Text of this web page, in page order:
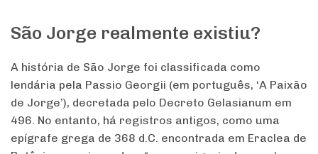
São Jorge realmente existiu?
A história de São Jorge foi classificada como
lendária pela Passio Georgii (em português, ‘A Paixão
de Jorge’), decretada pelo Decreto Gelasianum em
496. No entanto, há registros antigos, como uma
epígrafe grega de 368 d.C. encontrada em Eraclea de